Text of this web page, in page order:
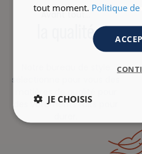
Avant tout…
la qualité
sélectionne pour vous des
matières de qualité pour
des vêtements faits pour
tout moment. Politique
JE CHOISIS